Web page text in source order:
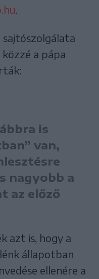
a pápa
is
van,
nagyobb a
az előző
azt is, hogy a
állapotban
ellenére a